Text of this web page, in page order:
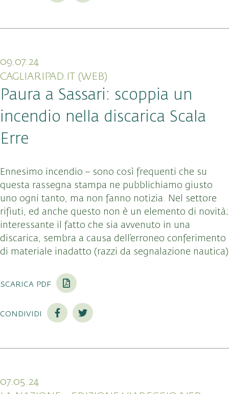
09.07.24
CAGLIARIPAD.IT (WEB)
Paura a Sassari: scoppia un
incendio nella discarica Scala
Erre
Ennesimo incendio – sono così frequenti che su
questa rassegna stampa ne pubblichiamo giusto
uno ogni tanto, ma non fanno notizia. Nel settore
rifiuti, ed anche questo non è un elemento di novità;
interessante il fatto che sia avvenuto in una
discarica, sembra a causa dell’erroneo conferimento
di materiale inadatto (razzi da segnalazione nautica)
scarica pdf
condividi
07.05.24